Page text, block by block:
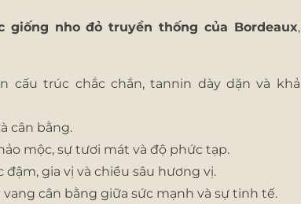
giống nho đỏ truyền thống của Bordeaux,
cấu trúc chắc chắn, tannin dày dặn và khả
cân bằng.
mộc, sự tươi mát và độ phức tạp.
đậm, gia vị và chiều sâu hương vị.
cân bằng giữa sức mạnh và sự tinh tế.